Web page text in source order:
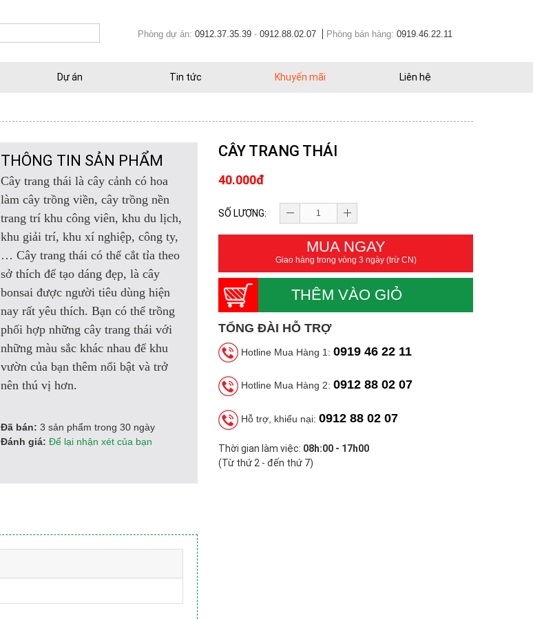
Phòng dự án: 0912.37.35.39 - 0912.88.02.07 Phòng bán hàng: 0919.46.22.11
Dự án Tin tức Khuyến mãi Liên hệ
THÔNG TIN SẢN PHẨM
Cây trang thái là cây cảnh có hoa
làm cây trồng viền, cây trồng nền
trang trí khu công viên, khu du lịch,
khu giải trí, khu xí nghiệp, công ty,
… Cây trang thái có thể cắt tỉa theo
sở thích để tạo dáng đẹp, là cây
bonsai được người tiêu dùng hiện
nay rất yêu thích. Bạn có thể trồng
phối hợp những cây trang thái với
những màu sắc khác nhau để khu
vườn của bạn thêm nổi bật và trở
nên thú vị hơn.
Đã bán: 3 sản phẩm trong 30 ngày
Đánh giá: Để lại nhận xét của bạn
CÂY TRANG THÁI
40.000đ
SỐ LƯỢNG:
MUA NGAY
Giao hàng trong vòng 3 ngày (trừ CN)
THÊM VÀO GIỎ
TỔNG ĐÀI HỖ TRỢ
Hotline Mua Hàng 1: 0919 46 22 11
Hotline Mua Hàng 2: 0912 88 02 07
Hỗ trợ, khiếu nại: 0912 88 02 07
Thời gian làm việc: 08h:00 - 17h00
(Từ thứ 2 - đến thứ 7)